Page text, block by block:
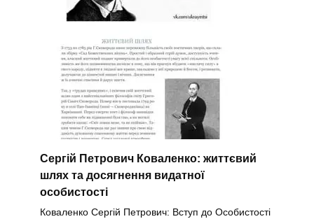
Сергій Петрович Коваленко: життєвий
шлях та досягнення видатної
особистості
Коваленко Сергій Петрович: Вступ до Особистості